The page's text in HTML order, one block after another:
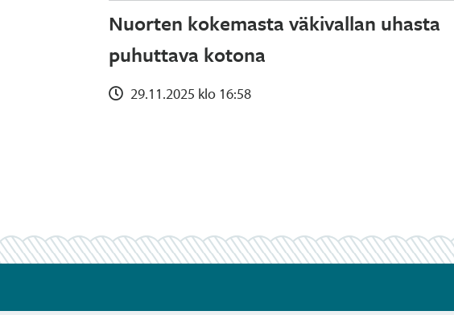
Nuorten kokemasta väkivallan uhasta
puhuttava kotona
29.11.2025 klo 16:58